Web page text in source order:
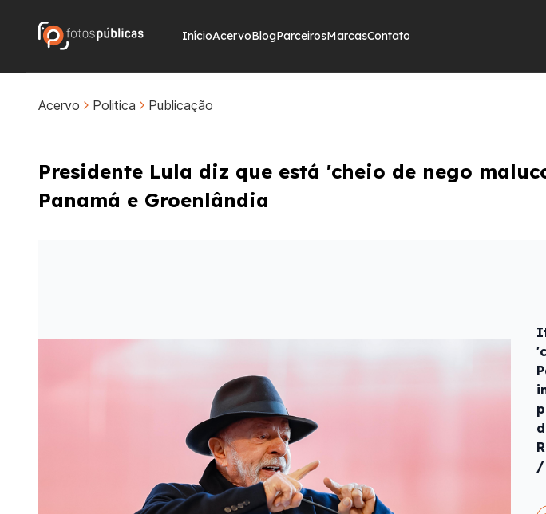
InícioAcervoBlogParceirosMarcasContato
Acervo Politica Publicação
Presidente Lula diz que está 'cheio de nego
Panamá e Groenlândia
/